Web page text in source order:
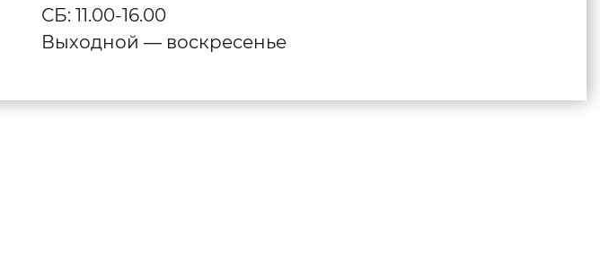
СБ: 11.00-16.00
Выходной — воскресенье